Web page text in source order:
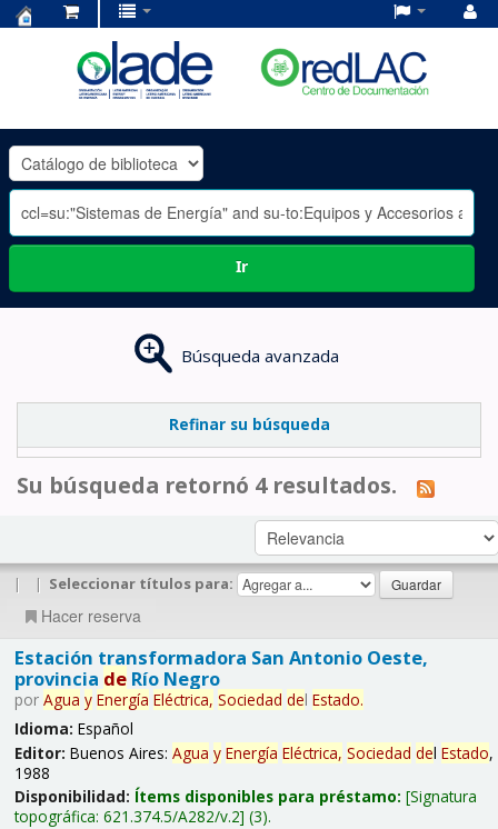
OLADE
-
Ir
Búsqueda avanzada
Refinar su búsqueda
Su búsqueda retornó 4 resultados.
| | Seleccionar títulos para:
Hacer reserva
Estación transformadora San Antonio Oeste,
provincia deRío Negro
por Agua y Energía Eléctrica, Sociedad del Estado.
Idioma: Español
Editor: Buenos Aires: Agua y Energía Eléctrica, Sociedad del Estado,
1988
Disponibilidad: Ítems disponibles para préstamo: Signatura
topográfica: 621.374.5/A282/v.2 (3).